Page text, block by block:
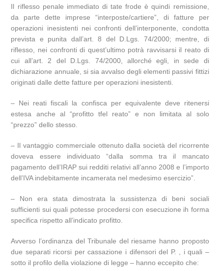
Il riflesso penale immediato di tate frode è quindi remissione,
da parte dette imprese “interposte/cartiere”, di fatture per
operazioni inesistenti nei confronti dell’interponente, condotta
prevista e punita dall’art. 8 del D.Lgs. 74/2000; mentre, di
riflesso, nei confronti di quest’ultimo potrà ravvisarsi il reato di
cui all’art. 2 del D.Lgs. 74/2000, allorché egli, in sede di
dichiarazione annuale, si sia avvalso degli elementi passivi fittizi
originati dalle dette fatture per operazioni inesistenti.
– Nei reati fiscali la confisca per equivalente deve ritenersi
estesa anche al “profitto tfel reato” e non limitata al solo
“prezzo” dello stesso.
– Il vantaggio commerciale ottenuto dalla società del ricorrente
doveva essere individuato “dalla somma tra il mancato
pagamento dell’IRAP sui redditi relativi all’anno 2008 e l’importo
dell’IVA indebitamente incamerata nel medesimo esercizio”.
– Non era stata dimostrata la sussistenza di beni sociali
sufficienti sui quali potesse procedersi con esecuzione ih forma
specifica rispetto all’indicato profitto.
Avverso l’ordinanza del Tribunale del riesame hanno proposto
due separati ricorsi per cassazione i difensori del P. , i quali –
sotto il profilo della violazione di legge – hanno eccepito che: